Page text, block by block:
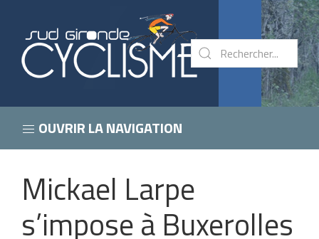
OUVRIR LA NAVIGATION
Mickael Larpe
s’impose à Buxerolles